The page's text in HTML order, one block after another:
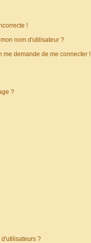
!
nom d'utilisateur ?
me demande de me connecter !
?
?